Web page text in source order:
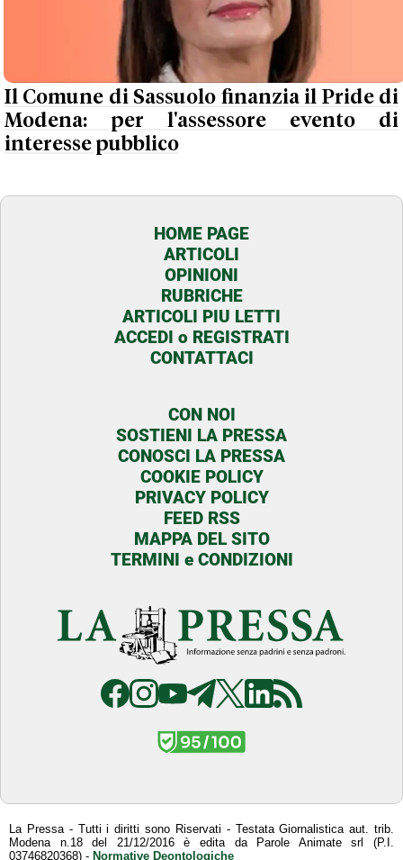
Il Comune di Sassuolo finanzia il Pride di
Modena: per l'assessore evento di
interesse pubblico
HOME PAGE
ARTICOLI
OPINIONI
RUBRICHE
ARTICOLI PIU LETTI
ACCEDI o REGISTRATI
CONTATTACI
CON NOI
SOSTIENI LA PRESSA
CONOSCI LA PRESSA
COOKIE POLICY
PRIVACY POLICY
FEED RSS
MAPPA DEL SITO
TERMINI e CONDIZIONI
La Pressa - Tutti i diritti sono Riservati - Testata Giornalistica aut. trib.
Modena n.18 del 21/12/2016 è edita da Parole Animate srl (P.I.
03746820368) - Normative Deontologiche